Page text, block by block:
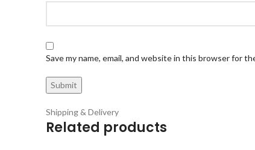
Save my name, email, and website in this browser for
Shipping & Delivery
Related products